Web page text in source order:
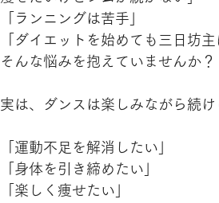
「ランニングは苦手」
「ダイエットを始めても三日坊主
そんな悩みを抱えていませんか？
実は、ダンスは楽しみながら続
「運動不足を解消したい」
「身体を引き締めたい」
「楽しく痩せたい」